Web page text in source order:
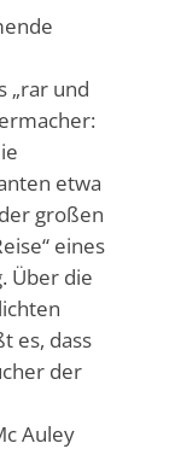
„rar und
etwa
großen
eines
Über die
es, dass
der
Auley